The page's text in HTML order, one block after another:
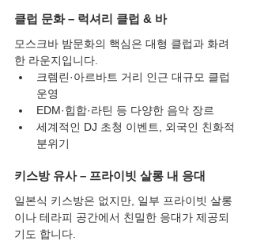
클럽 문화 – 럭셔리 클럽 & 바
모스크바 밤문화의 핵심은 대형 클럽과 화려
한 라운지입니다.
크렘린·아르바트 거리 인근 대규모 클럽
운영
EDM·힙합·라틴 등 다양한 음악 장르
세계적인 DJ 초청 이벤트, 외국인 친화적
분위기
키스방 유사 – 프라이빗 살롱 내 응대
일본식 키스방은 없지만, 일부 프라이빗 살롱
이나 테라피 공간에서 친밀한 응대가 제공되
기도 합니다.